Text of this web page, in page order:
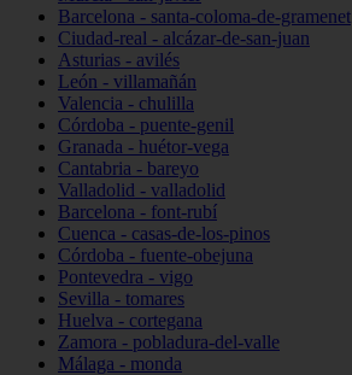
Barcelona - santa-coloma-de-gramenet
Ciudad-real - alcázar-de-san-juan
Asturias - avilés
León - villamañán
Valencia - chulilla
Córdoba - puente-genil
Granada - huétor-vega
Cantabria - bareyo
Valladolid - valladolid
Barcelona - font-rubí
Cuenca - casas-de-los-pinos
Córdoba - fuente-obejuna
Pontevedra - vigo
Sevilla - tomares
Huelva - cortegana
Zamora - pobladura-del-valle
Málaga - monda